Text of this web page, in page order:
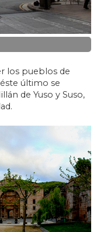
los pueblos de
último se
de Yuso y Suso,